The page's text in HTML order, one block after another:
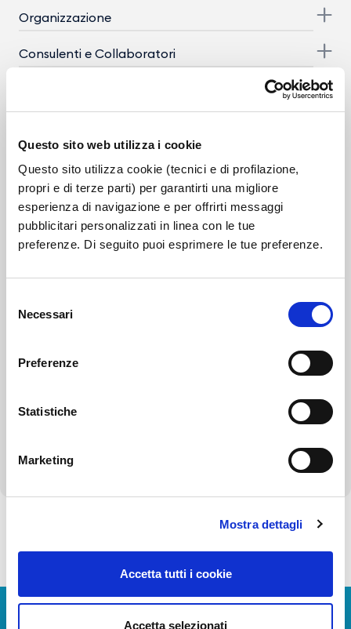
Questo sito web utilizza i cookie
Questo sito utilizza cookie (tecnici e di profilazione,
propri e di terze parti) per garantirti una migliore
esperienza di navigazione e per offrirti messaggi
pubblicitari personalizzati in linea con le tue
preferenze. Di seguito puoi esprimere le tue preferenze.
delNecessari
Preferenze
Statistiche
Marketing
Mostra dettagli
Accetta tutti i cookie
Accetta selezionati
Organizzazione
Consulenti e Collaboratori
Enti controllati
Provvedimenti
Controlli sulle imprese
Bilanci
Servizi erogati
Torna alla Società Trasparente